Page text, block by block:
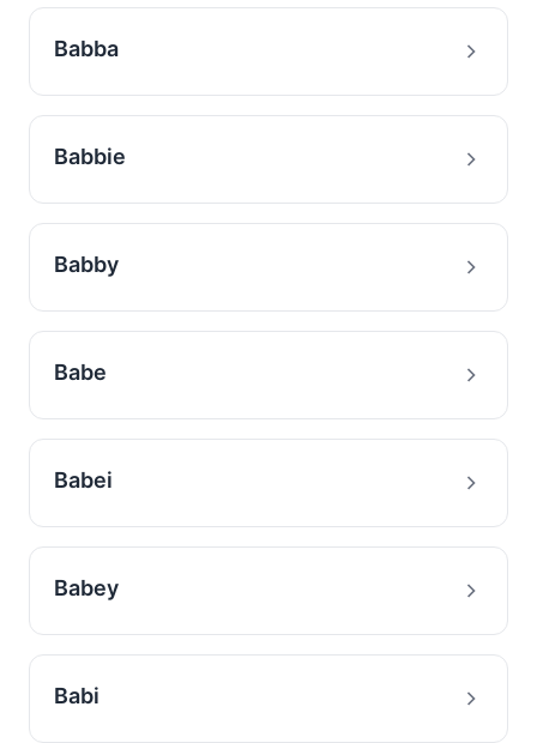
Babba
Babbie
Babby
Babe
Babei
Babey
Babi